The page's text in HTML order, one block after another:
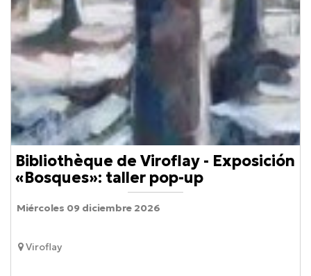
Bibliothèque de Viroflay - Exposición
«Bosques»: taller pop-up
Viroflay
Miércoles 09 diciembre 2026